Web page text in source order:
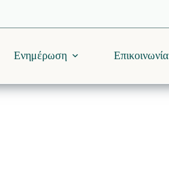
Ενημέρωση Επικοινωνία